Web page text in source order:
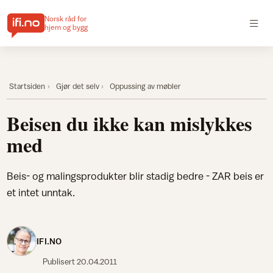
Norsk råd for
hjem og bygg
Startsiden Gjør det selv Oppussing av møbler
Beisen du ikke kan mislykkes
med
Beis- og malingsprodukter blir stadig bedre - ZAR beis er
et intet unntak.
IFI.NO
Publisert20.04.2011